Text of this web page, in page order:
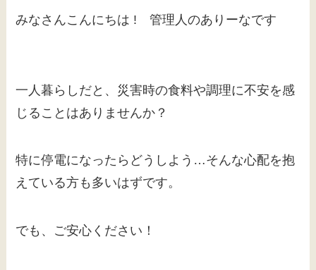
みなさんこんにちは ! 管理人のありーなです
一人暮らしだと、災害時の食料や調理に不安を感
じることはありませんか？
特に停電になったらどうしよう…そんな心配を抱
えている方も多いはずです。
でも、ご安心ください！